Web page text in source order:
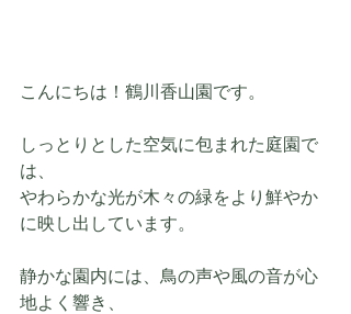
こんにちは！鶴川香山園です。
しっとりとした空気に包まれた庭園で
は、
やわらかな光が木々の緑をより鮮やか
に映し出しています。
静かな園内には、鳥の声や風の音が心
地よく響き、